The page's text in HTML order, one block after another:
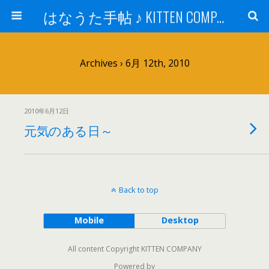
はなうた手帖 ♪ KITTEN COMPANY
Archives › 6月 12th, 2010
2010年6月12日
元気のある日～
Back to top
Mobile Desktop
All content Copyright KITTEN COMPANY
Powered by